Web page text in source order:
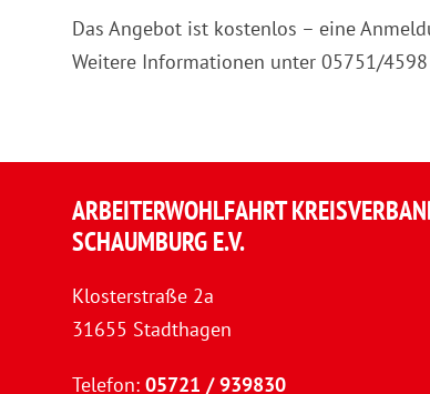
Das Angebot ist kostenlos – eine
Weitere Informationen unter 05751/
ARBEITERWOHLFAHRT
SCHAUMBURG E.V.
Klosterstraße 2a
31655 Stadthagen
Telefon: 05721 / 939830